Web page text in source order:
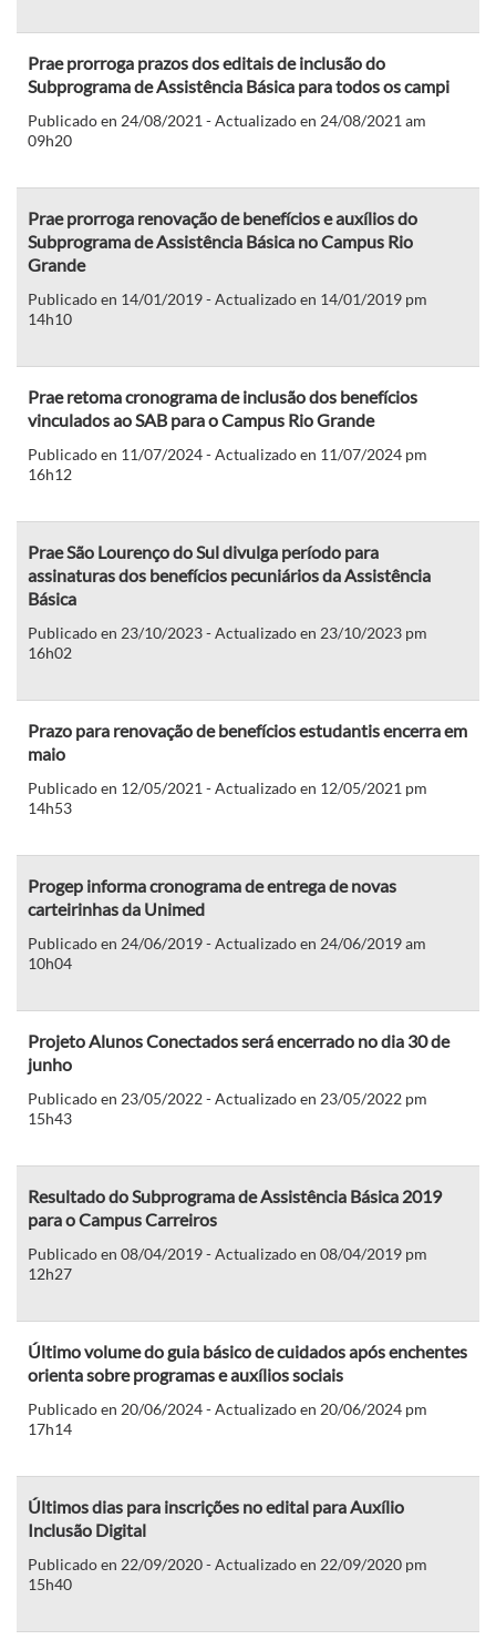
Prae prorroga prazos dos editais de inclusão do
Subprograma de Assistência Básica para todos os campi
Publicado en 24/08/2021 - Actualizado en 24/08/2021 am
09h20
Prae prorroga renovação de benefícios e auxílios do
Subprograma de Assistência Básica no Campus Rio
Grande
Publicado en 14/01/2019 - Actualizado en 14/01/2019 pm
14h10
Prae retoma cronograma de inclusão dos benefícios
vinculados ao SAB para o Campus Rio Grande
Publicado en 11/07/2024 - Actualizado en 11/07/2024 pm
16h12
Prae São Lourenço do Sul divulga período para
assinaturas dos benefícios pecuniários da Assistência
Básica
Publicado en 23/10/2023 - Actualizado en 23/10/2023 pm
16h02
Prazo para renovação de benefícios estudantis encerra em
maio
Publicado en 12/05/2021 - Actualizado en 12/05/2021 pm
14h53
Progep informa cronograma de entrega de novas
carteirinhas da Unimed
Publicado en 24/06/2019 - Actualizado en 24/06/2019 am
10h04
Projeto Alunos Conectados será encerrado no dia 30 de
junho
Publicado en 23/05/2022 - Actualizado en 23/05/2022 pm
15h43
Resultado do Subprograma de Assistência Básica 2019
para o Campus Carreiros
Publicado en 08/04/2019 - Actualizado en 08/04/2019 pm
12h27
Último volume do guia básico de cuidados após enchentes
orienta sobre programas e auxílios sociais
Publicado en 20/06/2024 - Actualizado en 20/06/2024 pm
17h14
Últimos dias para inscrições no edital para Auxílio
Inclusão Digital
Publicado en 22/09/2020 - Actualizado en 22/09/2020 pm
15h40